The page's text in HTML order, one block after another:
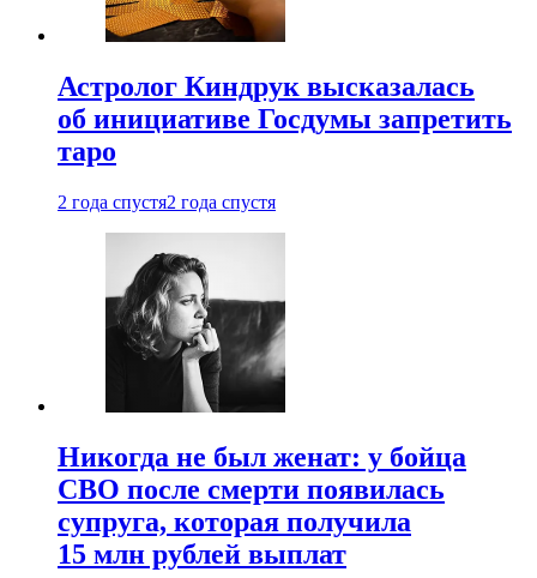
Астролог Киндрук высказалась
об инициативе Госдумы запретить
таро
2 года спустя2 года спустя
Никогда не был женат: у бойца
СВО после смерти появилась
супруга, которая получила
15 млн рублей выплат